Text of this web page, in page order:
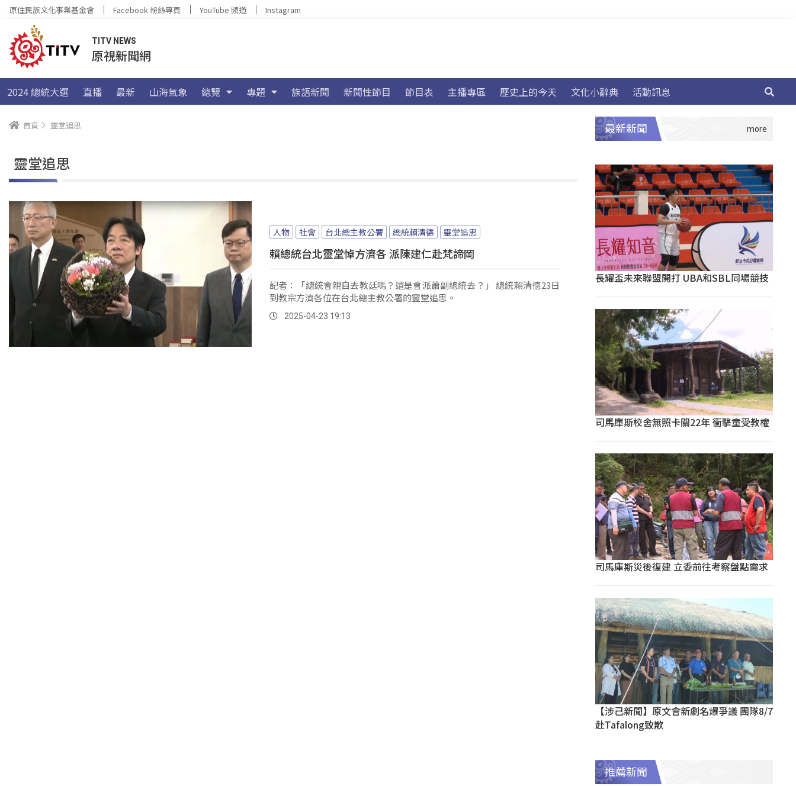
原住民族文化事業基金會 Facebook 粉絲專頁 YouTube 頻道 Instagram
TITV NEWS
原視新聞網
2024 總統大選 直播 最新 山海氣象 總覽 專題 族語新聞 新聞性節目 節目表 主播專區 歷史上的今天 文化小辭典 活動訊息
首頁 靈堂追思
靈堂追思
人物 社會 台北總主教公署 總統賴清德 靈堂追思
賴總統台北靈堂悼方濟各 派陳建仁赴梵諦岡
記者：「總統會親自去教廷嗎？還是會派蕭副總統去？」 總統賴清德23日
到教宗方濟各位在台北總主教公署的靈堂追思。
2025-04-23 19:13
最新新聞
長耀盃未來聯盟開打 UBA和SBL同場競技
司馬庫斯校舍無照卡關22年 衝擊童受教權
司馬庫斯災後復建 立委前往考察盤點需求
【涉己新聞】原文會新劇名爆爭議 團隊8/7
赴Tafalong致歉
推薦新聞